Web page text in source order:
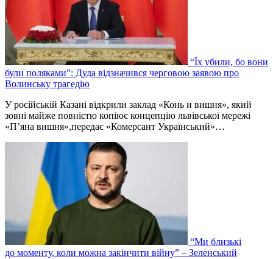
“Їх убили, бо вони
були поляками”: Дуда відзначився черговою заявою про
Волинську трагедію
У російській Казані відкрили заклад «Конь и вишня», який
зовні майже повністю копіює концепцію львівської мережі
«П’яна вишня»,передає «Комерсант Український»…
“Ми близькі
до моменту, коли можна закінчити війну” – Зеленський